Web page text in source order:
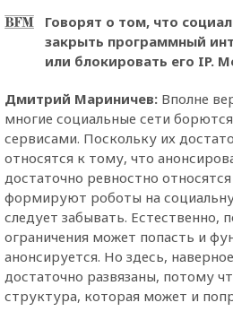
Говорят о том, что
закрыть программный
или блокировать его IP.
Дмитрий Мариничев: Вполне
многие социальные сети
сервисами. Поскольку их
относятся к тому, что
достаточно ревностно
формируют роботы на
следует забывать. Естественно,
ограничения может попасть и
анонсируется. Но здесь,
достаточно развязаны, потому
структура, которая может и